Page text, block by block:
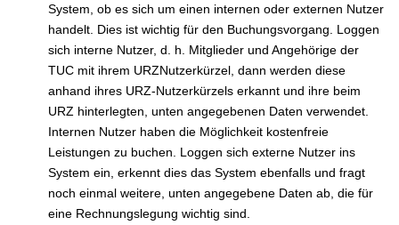
System, ob es sich um einen internen oder externen Nutzer
handelt. Dies ist wichtig für den Buchungsvorgang. Loggen
sich interne Nutzer, d. h. Mitglieder und Angehörige der
TUC mit ihrem URZNutzerkürzel, dann werden diese
anhand ihres URZ-Nutzerkürzels erkannt und ihre beim
URZ hinterlegten, unten angegebenen Daten verwendet.
Internen Nutzer haben die Möglichkeit kostenfreie
Leistungen zu buchen. Loggen sich externe Nutzer ins
System ein, erkennt dies das System ebenfalls und fragt
noch einmal weitere, unten angegebene Daten ab, die für
eine Rechnungslegung wichtig sind.